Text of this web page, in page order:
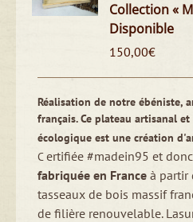
Collection «
Disponible
150,00€
Réalisation de notre ébéniste,
français.Ce plateau artisanal et
écologique est une création
Certifiée #madein95 et donc
fabriquée en Franceà partir
tasseaux de bois massif
de filière renouvelable.